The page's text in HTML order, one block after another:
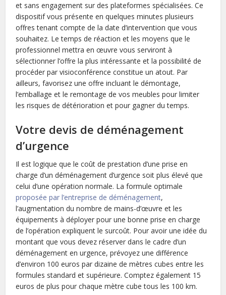
et sans engagement sur des plateformes spécialisées. Ce
dispositif vous présente en quelques minutes plusieurs
offres tenant compte de la date d’intervention que vous
souhaitez. Le temps de réaction et les moyens que le
professionnel mettra en œuvre vous serviront à
sélectionner l’offre la plus intéressante et la possibilité de
procéder par visioconférence constitue un atout. Par
ailleurs, favorisez une offre incluant le démontage,
l’emballage et le remontage de vos meubles pour limiter
les risques de détérioration et pour gagner du temps.
Votre devis de déménagement
d’urgence
Il est logique que le coût de prestation d’une prise en
charge d’un déménagement d’urgence soit plus élevé que
celui d’une opération normale. La formule optimale
proposée par l’entreprise de déménagement,
l’augmentation du nombre de mains-d’œuvre et les
équipements à déployer pour une bonne prise en charge
de l’opération expliquent le surcoût. Pour avoir une idée du
montant que vous devez réserver dans le cadre d’un
déménagement en urgence, prévoyez une différence
d’environ 100 euros par dizaine de mètres cubes entre les
formules standard et supérieure. Comptez également 15
euros de plus pour chaque mètre cube tous les 100 km.